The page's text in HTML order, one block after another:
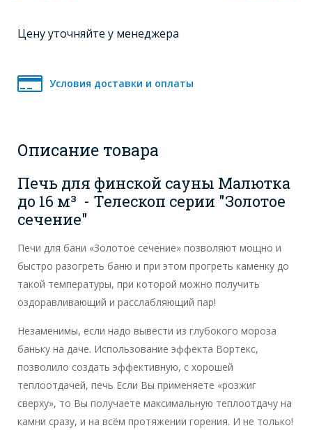
Цену уточняйте у менеджера
Условия доставки и оплаты
Описание товара
Печь для финской сауны Малютка
до 16 м³ - Телескоп серии "Золотое
сечение"
Печи для бани «Золотое сечение» позволяют мощно и
быстро разогреть баню и при этом прогреть каменку до
такой температуры, при которой можно получить
оздоравливающий и расслабляющий пар!
Незаменимы, если надо вывести из глубокого мороза
баньку на даче. Использование эффекта Вортекс,
позволило создать эффективную, с хорошей
теплоотдачей, печь Если Вы применяете «розжиг
сверху», то Вы получаете максимальную теплоотдачу на
камни сразу, и на всём протяжении горения. И не только!